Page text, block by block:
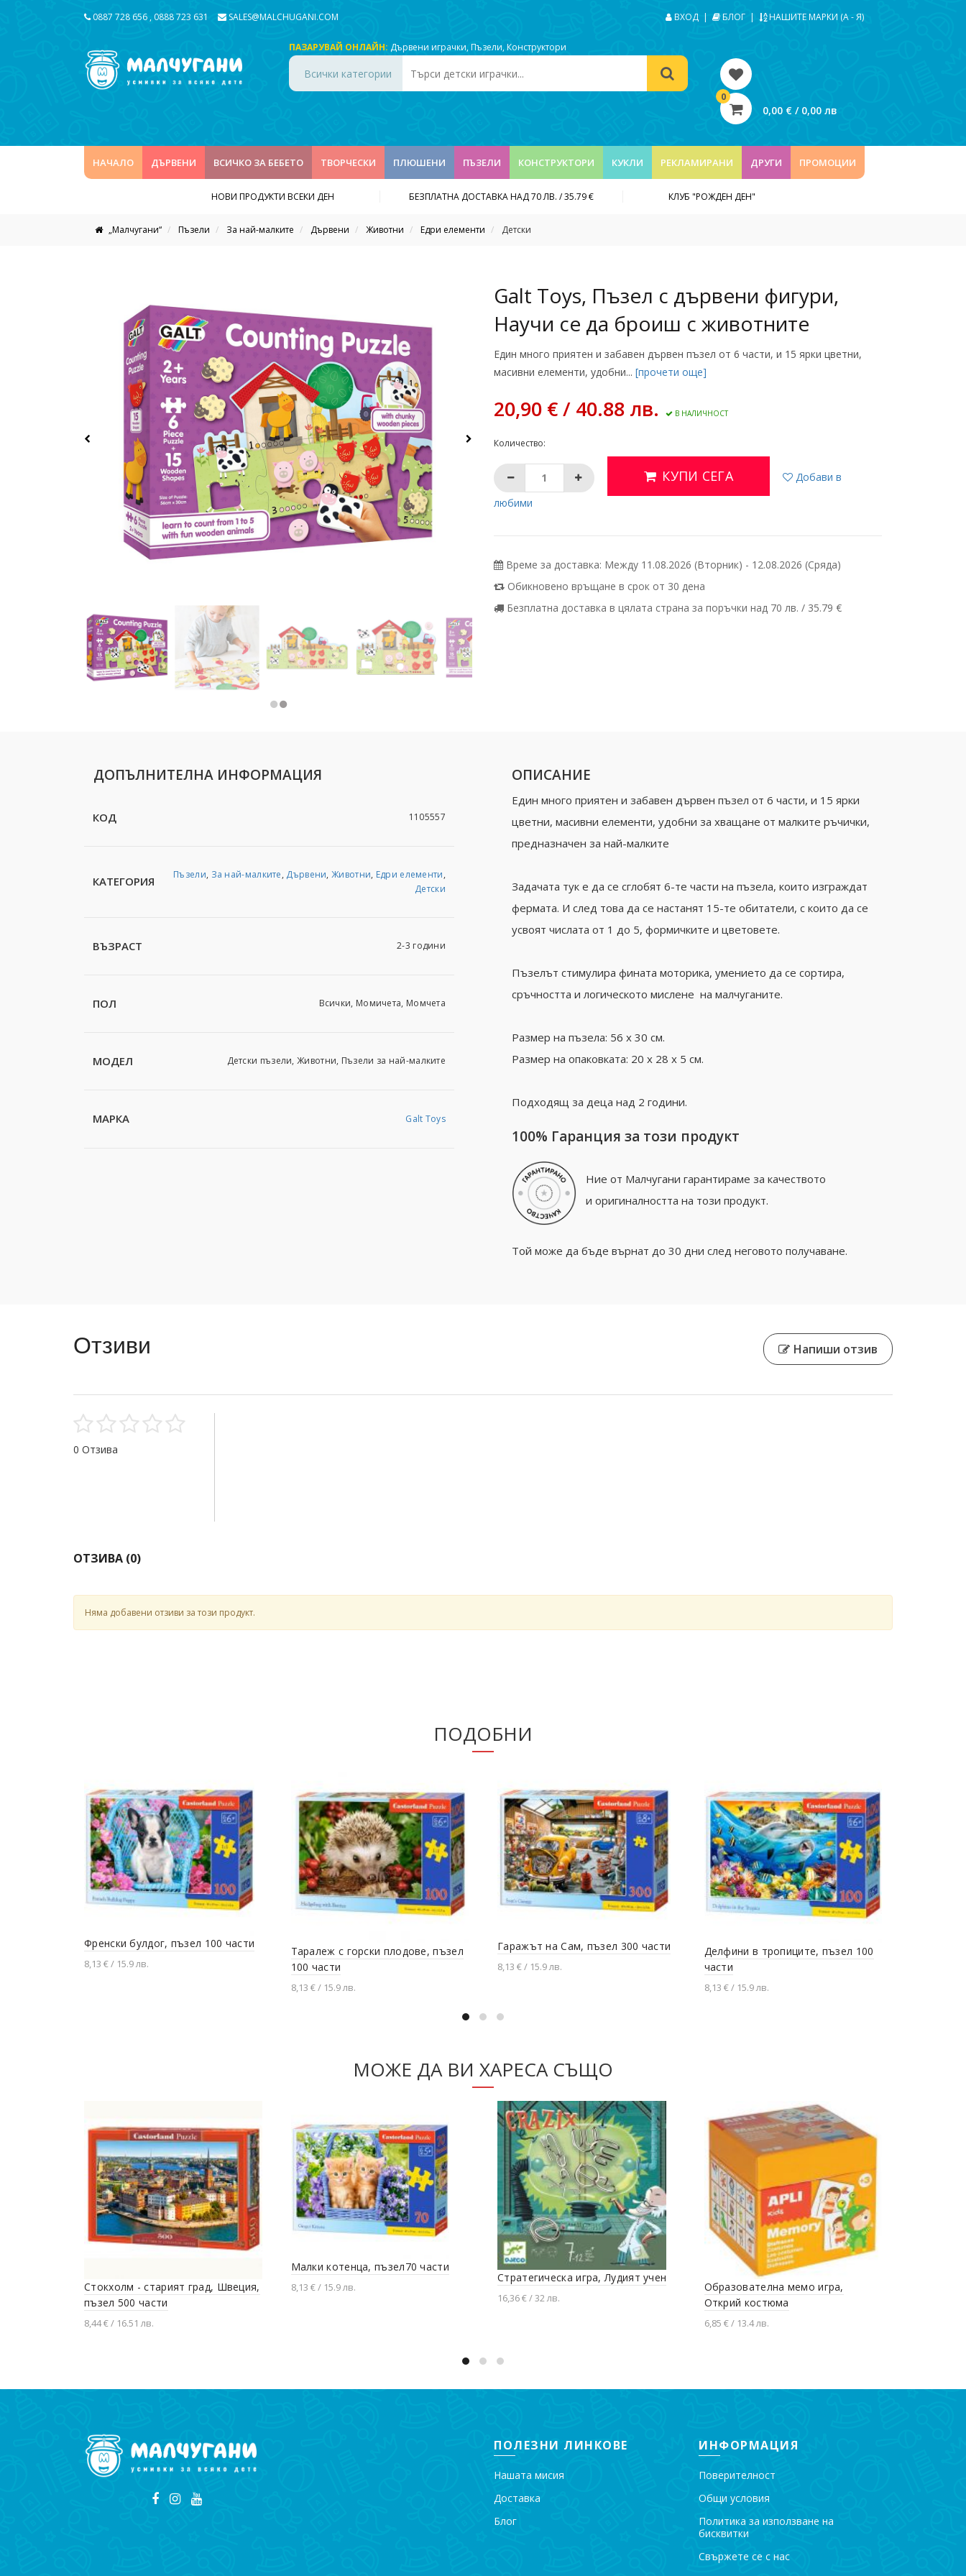
0887 728 656 , 0888 723 631 SALES@MALCHUGANI.COM ВХОД | БЛОГ | НАШИТЕ МАРКИ (А - Я)
ПАЗАРУВАЙ ОНЛАЙН: Дървени играчки,Пъзели,Конструктори
Всички категории
0
0,00 € / 0,00 лв
НАЧАЛО ДЪРВЕНИ ВСИЧКО ЗА БЕБЕТО ТВОРЧЕСКИ ПЛЮШЕНИ ПЪЗЕЛИ КОНСТРУКТОРИ КУКЛИ РЕКЛАМИРАНИ ДРУГИ ПРОМОЦИИ
НОВИ ПРОДУКТИ ВСЕКИ ДЕН БЕЗПЛАТНА ДОСТАВКА НАД 70 ЛВ. / 35.79 € КЛУБ "РОЖДЕН ДЕН"
„Малчугани“ Пъзели За най-малките Дървени Животни Едри елементи Детски
Galt Toys, Пъзел с дървени фигури,
Научи се да броиш с животните
Един много приятен и забавен дървен пъзел от 6 части, и 15 ярки цветни,
масивни елементи, удобни... [прочети още]
20,90 € / 40.88 лв. В НАЛИЧНОСТ
Количество:
КУПИ СЕГА
Добави в
любими
Време за доставка: Между 11.08.2026 (Вторник) - 12.08.2026 (Сряда)
Обикновено връщане в срок от 30 дена
Безплатна доставка в цялата страна за поръчки над 70 лв. / 35.79 €
ДОПЪЛНИТЕЛНА ИНФОРМАЦИЯ
КОД 1105557
КАТЕГОРИЯ Пъзели, За най-малките, Дървени,Животни, Едри елементи,
Детски
ВЪЗРАСТ 2-3 години
ПОЛ Всички, Момичета, Момчета
МОДЕЛ Детски пъзели, Животни, Пъзели за най-малките
МАРКА Galt Toys
ОПИСАНИЕ
Един много приятен и забавен дървен пъзел от 6 части, и 15 ярки
цветни, масивни елементи, удобни за хващане от малките ръчички,
предназначен за най-малките
Задачата тук е да се сглобят 6-те части на пъзела, които изграждат
фермата. И след това да се настанят 15-те обитатели, с които да се
усвоят числата от 1 до 5, формичките и цветовете.
Пъзелът стимулира фината моторика, умението да се сортира,
сръчността и логическото мислене на малчуганите.
Размер на пъзела: 56 х 30 см.
Размер на опаковката: 20 x 28 х 5 см.
Подходящ за деца над 2 години.
100% Гаранция за този продукт
Ние от Малчугани гарантираме за качеството
и оригиналността на този продукт.
Той може да бъде върнат до 30 дни след неговото получаване.
Отзиви Напиши отзив
0 Отзива
ОТЗИВА (0)
Няма добавени отзиви за този продукт.
ПОДОБНИ
Френски булдог, пъзел 100 части
8,13 € / 15.9 лв.
Таралеж с горски плодове, пъзел
100 части
8,13 € / 15.9 лв.
Гаражът на Сам, пъзел 300 части
8,13 € / 15.9 лв.
Делфини в тропиците, пъзел 100
части
8,13 € / 15.9 лв.
МОЖЕ ДА ВИ ХАРЕСА СЪЩО
Стокхолм - старият град, Швеция,
пъзел 500 части
8,44 € / 16.51 лв.
Малки котенца, пъзел70 части
8,13 € / 15.9 лв.
Стратегическа игра, Лудият учен
16,36 € / 32 лв.
Образователна мемо игра,
Открий костюма
6,85 € / 13.4 лв.
ПОЛЕЗНИ ЛИНКОВЕ
Нашата мисия
Доставка
Блог
ИНФОРМАЦИЯ
Поверителност
Общи условия
Политика за използване на
бисквитки
Свържете се с нас